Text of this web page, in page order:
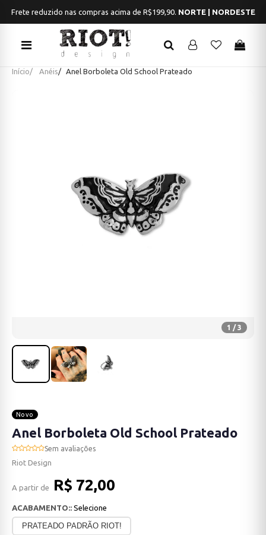
Frete reduzido nas compras acima de R$199,90. NORTE | NORDESTE
Início Anéis Anel Borboleta Old School Prateado
1 / 3
Novo
Anel Borboleta Old School Prateado
Sem avaliações
Riot Design
A partir de R$ 72,00
ACABAMENTO:: Selecione
PRATEADO PADRÃO RIOT!